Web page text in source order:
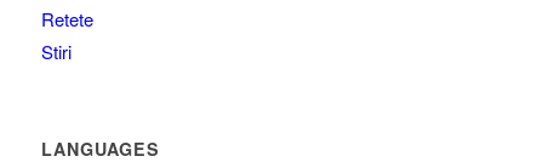
Retete
Stiri
LANGUAGES